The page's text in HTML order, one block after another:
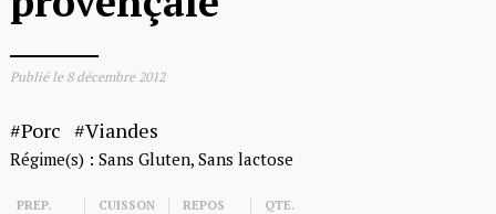
Publié le 8 décembre 2012
Porc Viandes
Régime(s) : Sans Gluten Sans lactose
PREP. CUISSON REPOS QTE.